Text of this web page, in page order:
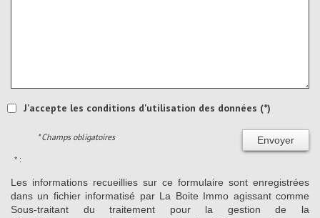
J'accepte les conditions d'utilisation des données (*)
Envoyer
* Champs obligatoires
* :
Les informations recueillies sur ce formulaire sont enregistrées
dans un fichier informatisé par La Boite Immo agissant comme
Sous-traitant du traitement pour la gestion de la